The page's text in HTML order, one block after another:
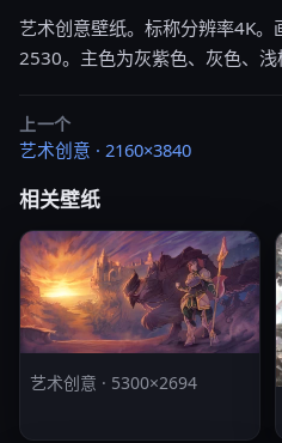
艺术创意壁纸。标称分辨率4K
2530。主色为灰紫色、灰色、浅
上一个
艺术创意 · 2160×3840
相关壁纸
艺术创意 · 5300×2694